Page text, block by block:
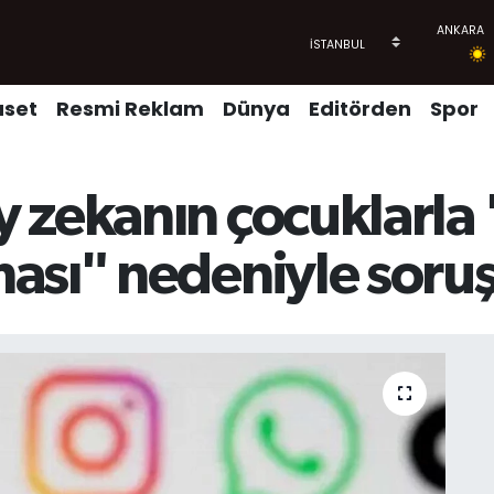
Resmi Reklam Dünya Editörden Spor
nedeniyle